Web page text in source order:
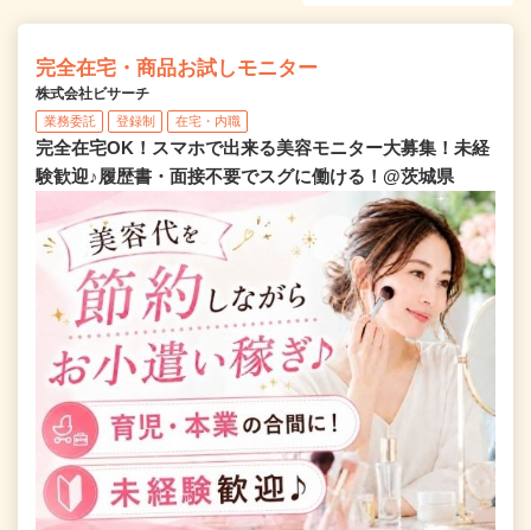
完全在宅・商品お試しモニター
株式会社ビサーチ
業務委託 登録制 在宅・内職
完全在宅OK！スマホで出来る美容モニター大募集！未経
験歓迎♪履歴書・面接不要でスグに働ける！@茨城県